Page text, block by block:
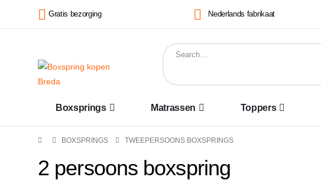
Gratis bezorging Nederlands fabrikaat
Boxsprings Matrassen Toppers
BOXSPRINGS TWEEPERSOONS BOXSPRINGS
2 persoons boxspring